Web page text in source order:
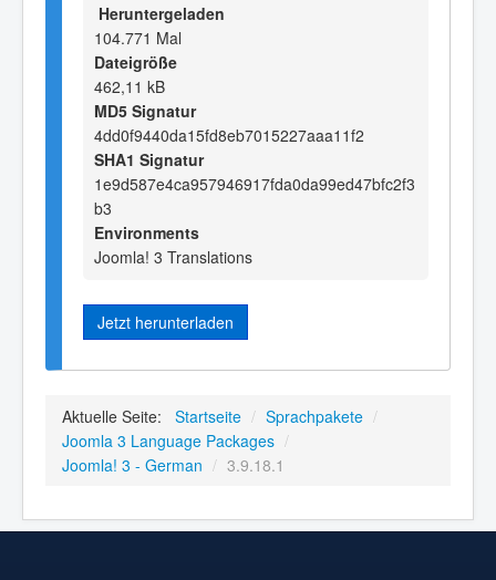
Heruntergeladen
104.771 Mal
Dateigröße
462,11 kB
MD5 Signatur
4dd0f9440da15fd8eb7015227aaa11f2
SHA1 Signatur
1e9d587e4ca957946917fda0da99ed47bfc2f3
b3
Environments
Joomla! 3 Translations
Jetzt herunterladen
Aktuelle Seite: Startseite / Sprachpakete /
Joomla 3 Language Packages /
Joomla! 3 - German / 3.9.18.1